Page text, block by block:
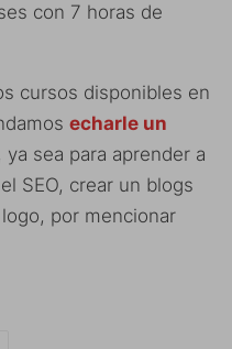
con 7 horas de
cursos disponibles en
echarle un
, ya sea para aprender a
SEO, crear un blogs
por mencionar